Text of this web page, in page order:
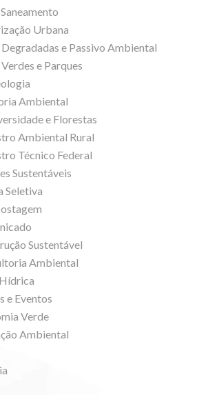
Urbana
e Passivo Ambiental
e Parques
Ambiental
e Florestas
Ambiental Rural
Técnico Federal
Sustentáveis
Seletiva
Sustentável
Ambiental
e Eventos
Verde
Ambiental